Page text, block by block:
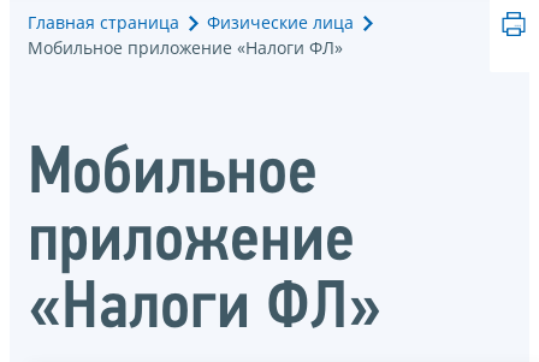
Главная страница
Физические лица
Мобильное приложение «Налоги ФЛ»
Мобильное
приложение
«Налоги ФЛ»